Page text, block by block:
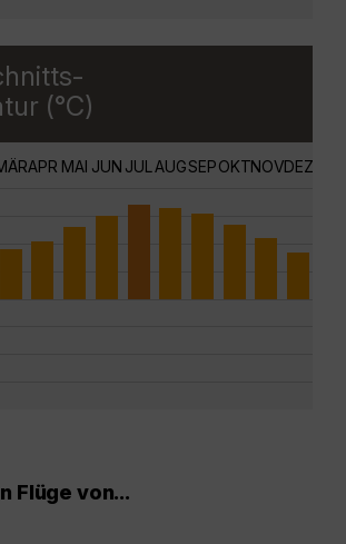
(°C)
APR MAI JUN JULAUGSEPOKTNOVDEZ
Flüge von...